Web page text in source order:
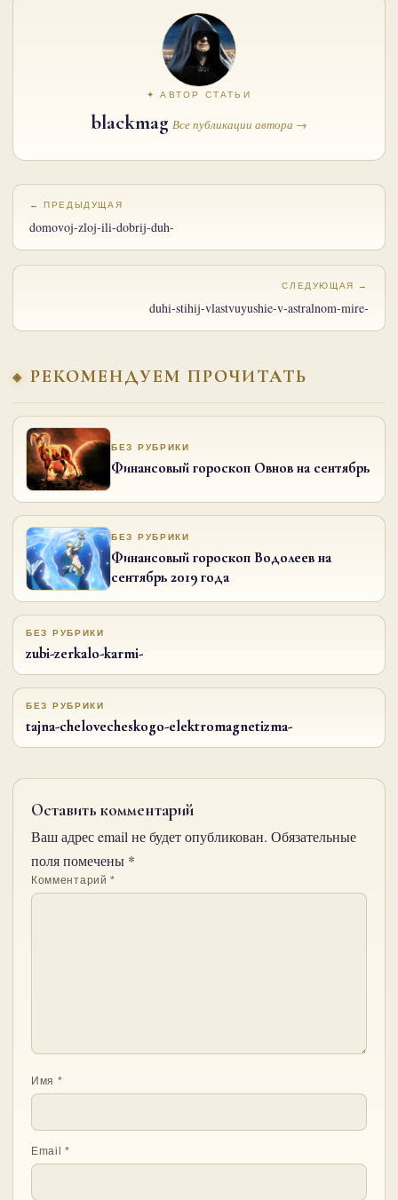
✦ АВТОР СТАТЬИ
blackmag Все публикации автора →
← ПРЕДЫДУЩАЯ
domovoj-zloj-ili-dobrij-duh-
СЛЕДУЮЩАЯ →
duhi-stihij-vlastvuyushie-v-astralnom-mire-
РЕКОМЕНДУЕМ ПРОЧИТАТЬ
БЕЗ РУБРИКИ
Финансовый гороскоп Овнов на сентябрь
БЕЗ РУБРИКИ
Финансовый гороскоп Водолеев на
сентябрь 2019 года
БЕЗ РУБРИКИ
zubi-zerkalo-karmi-
БЕЗ РУБРИКИ
tajna-chelovecheskogo-elektromagnetizma-
Оставить комментарий
Ваш адрес email не будет опубликован. Обязательные
поля помечены *
Комментарий*
Имя *
Email*